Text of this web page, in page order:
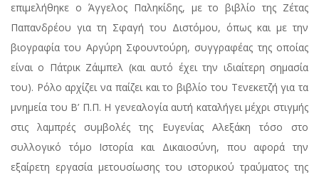
επιμελήθηκε ο Άγγελος Παληκίδης, με το βιβλίο της Ζέτας
Παπανδρέου για τη Σφαγή του Διστόμου, όπως και με την
βιογραφία του Αργύρη Σφουντούρη, συγγραφέας της οποίας
είναι ο Πάτρικ Ζάιμπελ (και αυτό έχει την ιδιαίτερη σημασία
του). Ρόλο αρχίζει να παίζει και το βιβλίο του Τενεκετζή για τα
μνημεία του Β’ Π.Π. Η γενεαλογία αυτή καταλήγει μέχρι στιγμής
στις λαμπρές συμβολές της Ευγενίας Αλεξάκη τόσο στο
συλλογικό τόμο Ιστορία και Δικαιοσύνη, που αφορά την
εξαίρετη εργασία μετουσίωσης του ιστορικού τραύματος της